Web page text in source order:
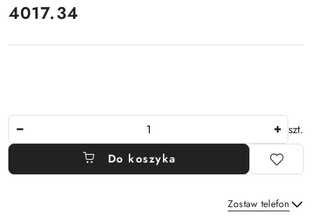
Cena:
4017.34
szt.
Do koszyka
Zostaw telefon